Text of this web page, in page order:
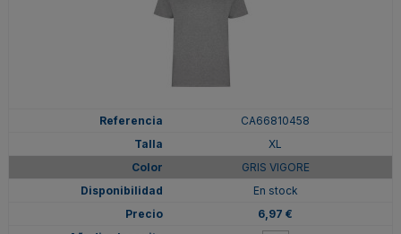
CA66810458
XL
GRIS VIGORE
En stock
6,97 €